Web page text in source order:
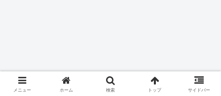
メニュー ホーム 検索 トップ サイドバー